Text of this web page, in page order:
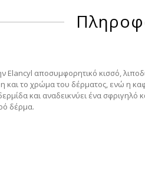
Elancyl αποσυμφορητικό κισσό,
το χρώμα του δέρματος, ενώ η
και αναδεικνύει ένα σφριγηλό
δέρμα.